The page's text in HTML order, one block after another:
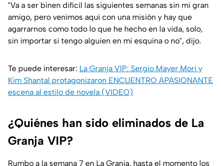
"Va a ser binen difícil las siguientes semanas sin mi gran
amigo, pero venimos aquí con una misión y hay que
agarrarnos como todo lo que he hecho en la vida, solo,
sin importar si tengo alguien en mi esquina o no", dijo.
Te puede interesar: La Granja VIP: Sergio Mayer Mori y
Kim Shantal protagonizaron ENCUENTRO APASIONANTE
escena al estilo de novela (VIDEO)
¿Quiénes han sido eliminados de La
Granja VIP?
Rumbo a la semana 7 en La Granja, hasta el momento los